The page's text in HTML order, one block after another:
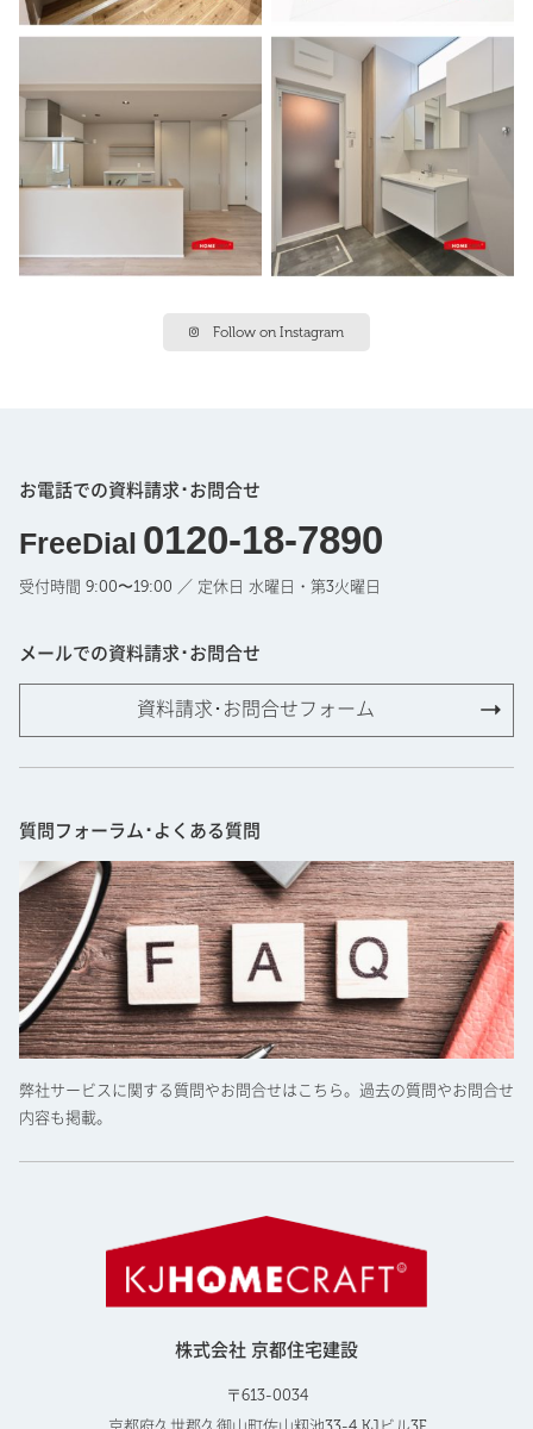
Follow on Instagram
お電話での資料請求･お問合せ
FreeDial 0120-18-7890
受付時間 9:00〜19:00 ／ 定休日 水曜日・第3火曜日
メールでの資料請求･お問合せ
資料請求･お問合せフォーム
質問フォーラム･よくある質問
弊社サービスに関する質問やお問合せはこちら。過去の質問やお問合せ
内容も掲載。
株式会社 京都住宅建設
〒613-0034